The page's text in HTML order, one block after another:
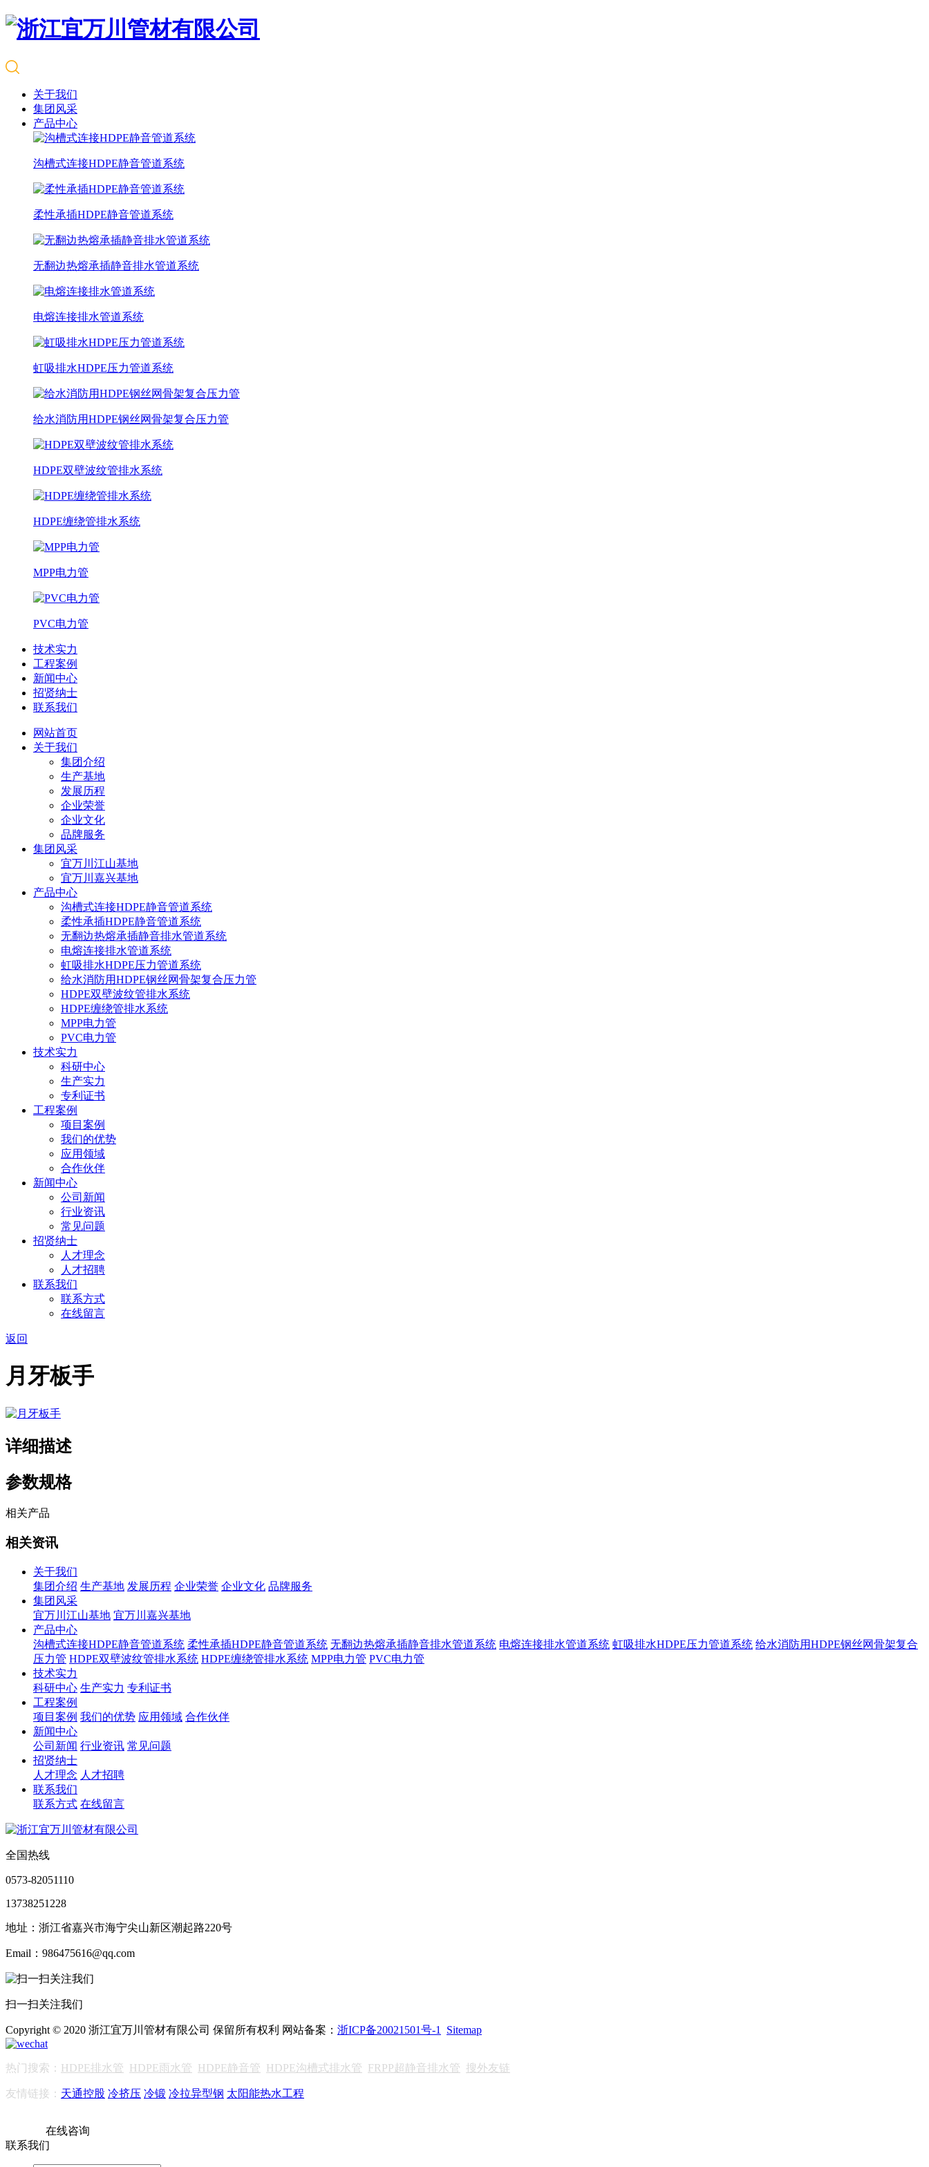
关于我们
集团风采
产品中心
沟槽式连接HDPE静音管道系统
柔性承插HDPE静音管道系统
无翻边热熔承插静音排水管道系统
电熔连接排水管道系统
虹吸排水HDPE压力管道系统
给水消防用HDPE钢丝网骨架复合压力管
HDPE双壁波纹管排水系统
HDPE缠绕管排水系统
MPP电力管
PVC电力管
技术实力
工程案例
新闻中心
招贤纳士
联系我们
网站首页
关于我们
集团介绍
生产基地
发展历程
企业荣誉
企业文化
品牌服务
集团风采
宜万川江山基地
宜万川嘉兴基地
产品中心
沟槽式连接HDPE静音管道系统
柔性承插HDPE静音管道系统
无翻边热熔承插静音排水管道系统
电熔连接排水管道系统
虹吸排水HDPE压力管道系统
给水消防用HDPE钢丝网骨架复合压力管
HDPE双壁波纹管排水系统
HDPE缠绕管排水系统
MPP电力管
PVC电力管
技术实力
科研中心
生产实力
专利证书
工程案例
项目案例
我们的优势
应用领域
合作伙伴
新闻中心
公司新闻
行业资讯
常见问题
招贤纳士
人才理念
人才招聘
联系我们
联系方式
在线留言
返回
月牙板手
详细描述
参数规格
相关产品
相关资讯
关于我们
集团介绍 生产基地 发展历程 企业荣誉 企业文化 品牌服务
集团风采
宜万川江山基地 宜万川嘉兴基地
产品中心
沟槽式连接HDPE静音管道系统 柔性承插HDPE静音管道系统 无翻边热熔承插静音排水管道系统 电熔连接排水管道系统 虹吸排水HDPE压力管道系统 给水消防用HDPE钢丝网骨架复合
压力管 HDPE双壁波纹管排水系统 HDPE缠绕管排水系统 MPP电力管 PVC电力管
技术实力
科研中心 生产实力 专利证书
工程案例
项目案例 我们的优势 应用领域 合作伙伴
新闻中心
公司新闻 行业资讯 常见问题
招贤纳士
人才理念 人才招聘
联系我们
联系方式 在线留言
全国热线
0573-82051110
13738251228
地址：浙江省嘉兴市海宁尖山新区潮起路220号
Email：986475616@qq.com
扫一扫关注我们
Copyright © 2020 浙江宜万川管材有限公司 保留所有权利 网站备案： 浙ICP备20021501号-1 Sitemap
热门搜索： HDPE排水管 HDPE雨水管 HDPE静音管 HDPE沟槽式排水管 FRPP超静音排水管 搜外友链
友情链接： 天通控股 冷挤压 冷锻 冷拉异型钢 太阳能热水工程
在线咨询
联系我们